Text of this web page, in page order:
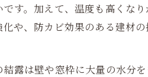
す。加えて、温度も高くな
や、防カビ効果のある建材の
露は壁や窓枠に大量の水分